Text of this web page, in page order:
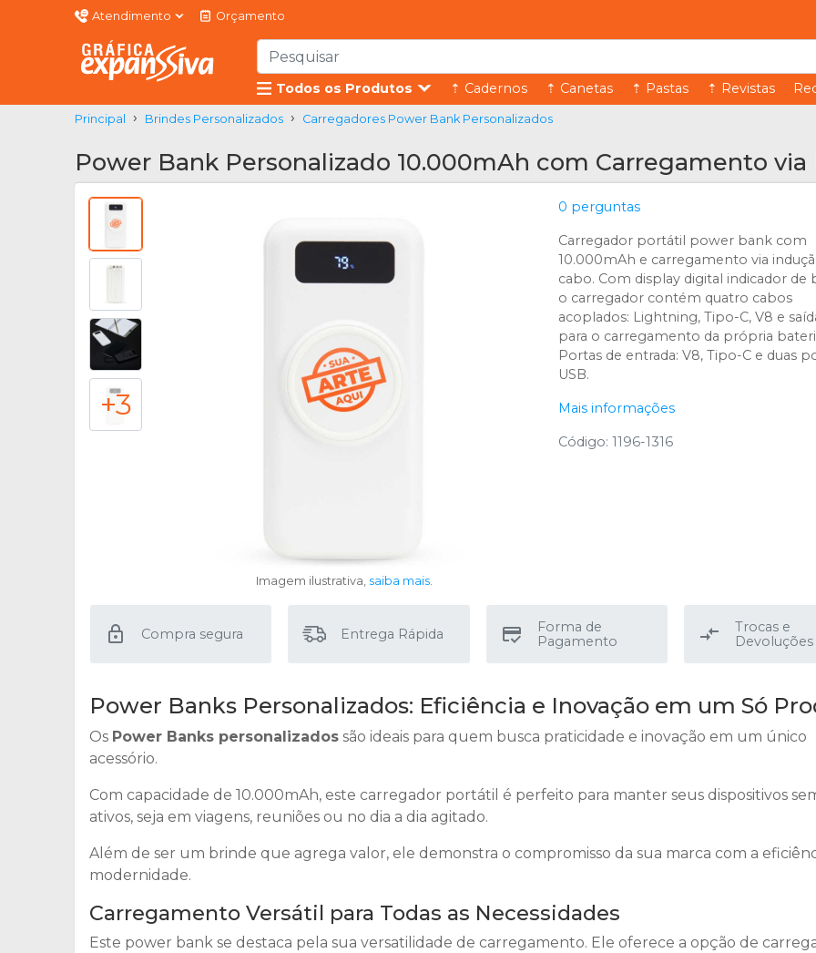
Atendimento Orçamento
Todos os Produtos ⇡ Cadernos ⇡ Canetas ⇡ Pastas ⇡ Revistas
Principal Brindes Personalizados Carregadores Power Bank Personalizados
Power Bank Personalizado 10.000mAh com Carregamento via
+3
Imagem ilustrativa, saiba mais.
0 perguntas
Carregador portátil power bank com
10.000mAh e carregamento via
cabo. Com display digital indicador de
o carregador contém quatro cabos
acoplados: Lightning, Tipo-C, V8 e
para o carregamento da própria
Portas de entrada: V8, Tipo-C e duas
USB.
Mais informações
Código: 1196-1316
Compra segura Entrega Rápida
Forma de
Pagamento
Trocas e
Devoluções
Power Banks Personalizados: Eficiência e Inovação em um Só
Os Power Banks personalizados são ideais para quem busca praticidade e inovação em um único
acessório.
Com capacidade de 10.000mAh, este carregador portátil é perfeito para manter seus dispositivos
ativos, seja em viagens, reuniões ou no dia a dia agitado.
Além de ser um brinde que agrega valor, ele demonstra o compromisso da sua marca com a
modernidade.
Carregamento Versátil para Todas as Necessidades
Este power bank se destaca pela sua versatilidade de carregamento. Ele oferece a opção de